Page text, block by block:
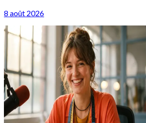
8 août 2026